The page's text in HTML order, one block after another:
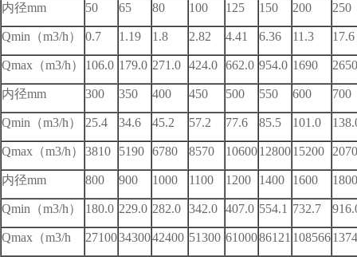
内径mm 50 65 80 100 125 150 200 250
Qmin（m3/h） 0.7 1.19 1.8 2.82 4.41 6.36 11.3 17.6
Qmax（m3/h） 106.0 179.0 271.0 424.0 662.0 954.0 1690 2650
内径mm 300 350 400 450 500 550 600 700
Qmin（m3/h） 25.4 34.6 45.2 57.2 77.6 85.5 101.0
Qmax（m3/h） 3810 5190 6780 8570 106001280015200
内径mm 800 900 1000 1100 1200 1400 1600 1800
Qmin（m3/h） 180.0 229.0 282.0 342.0 407.0 554.1 732.7
Qmax（m3/h 271003430042400 51300 6100086121 108566